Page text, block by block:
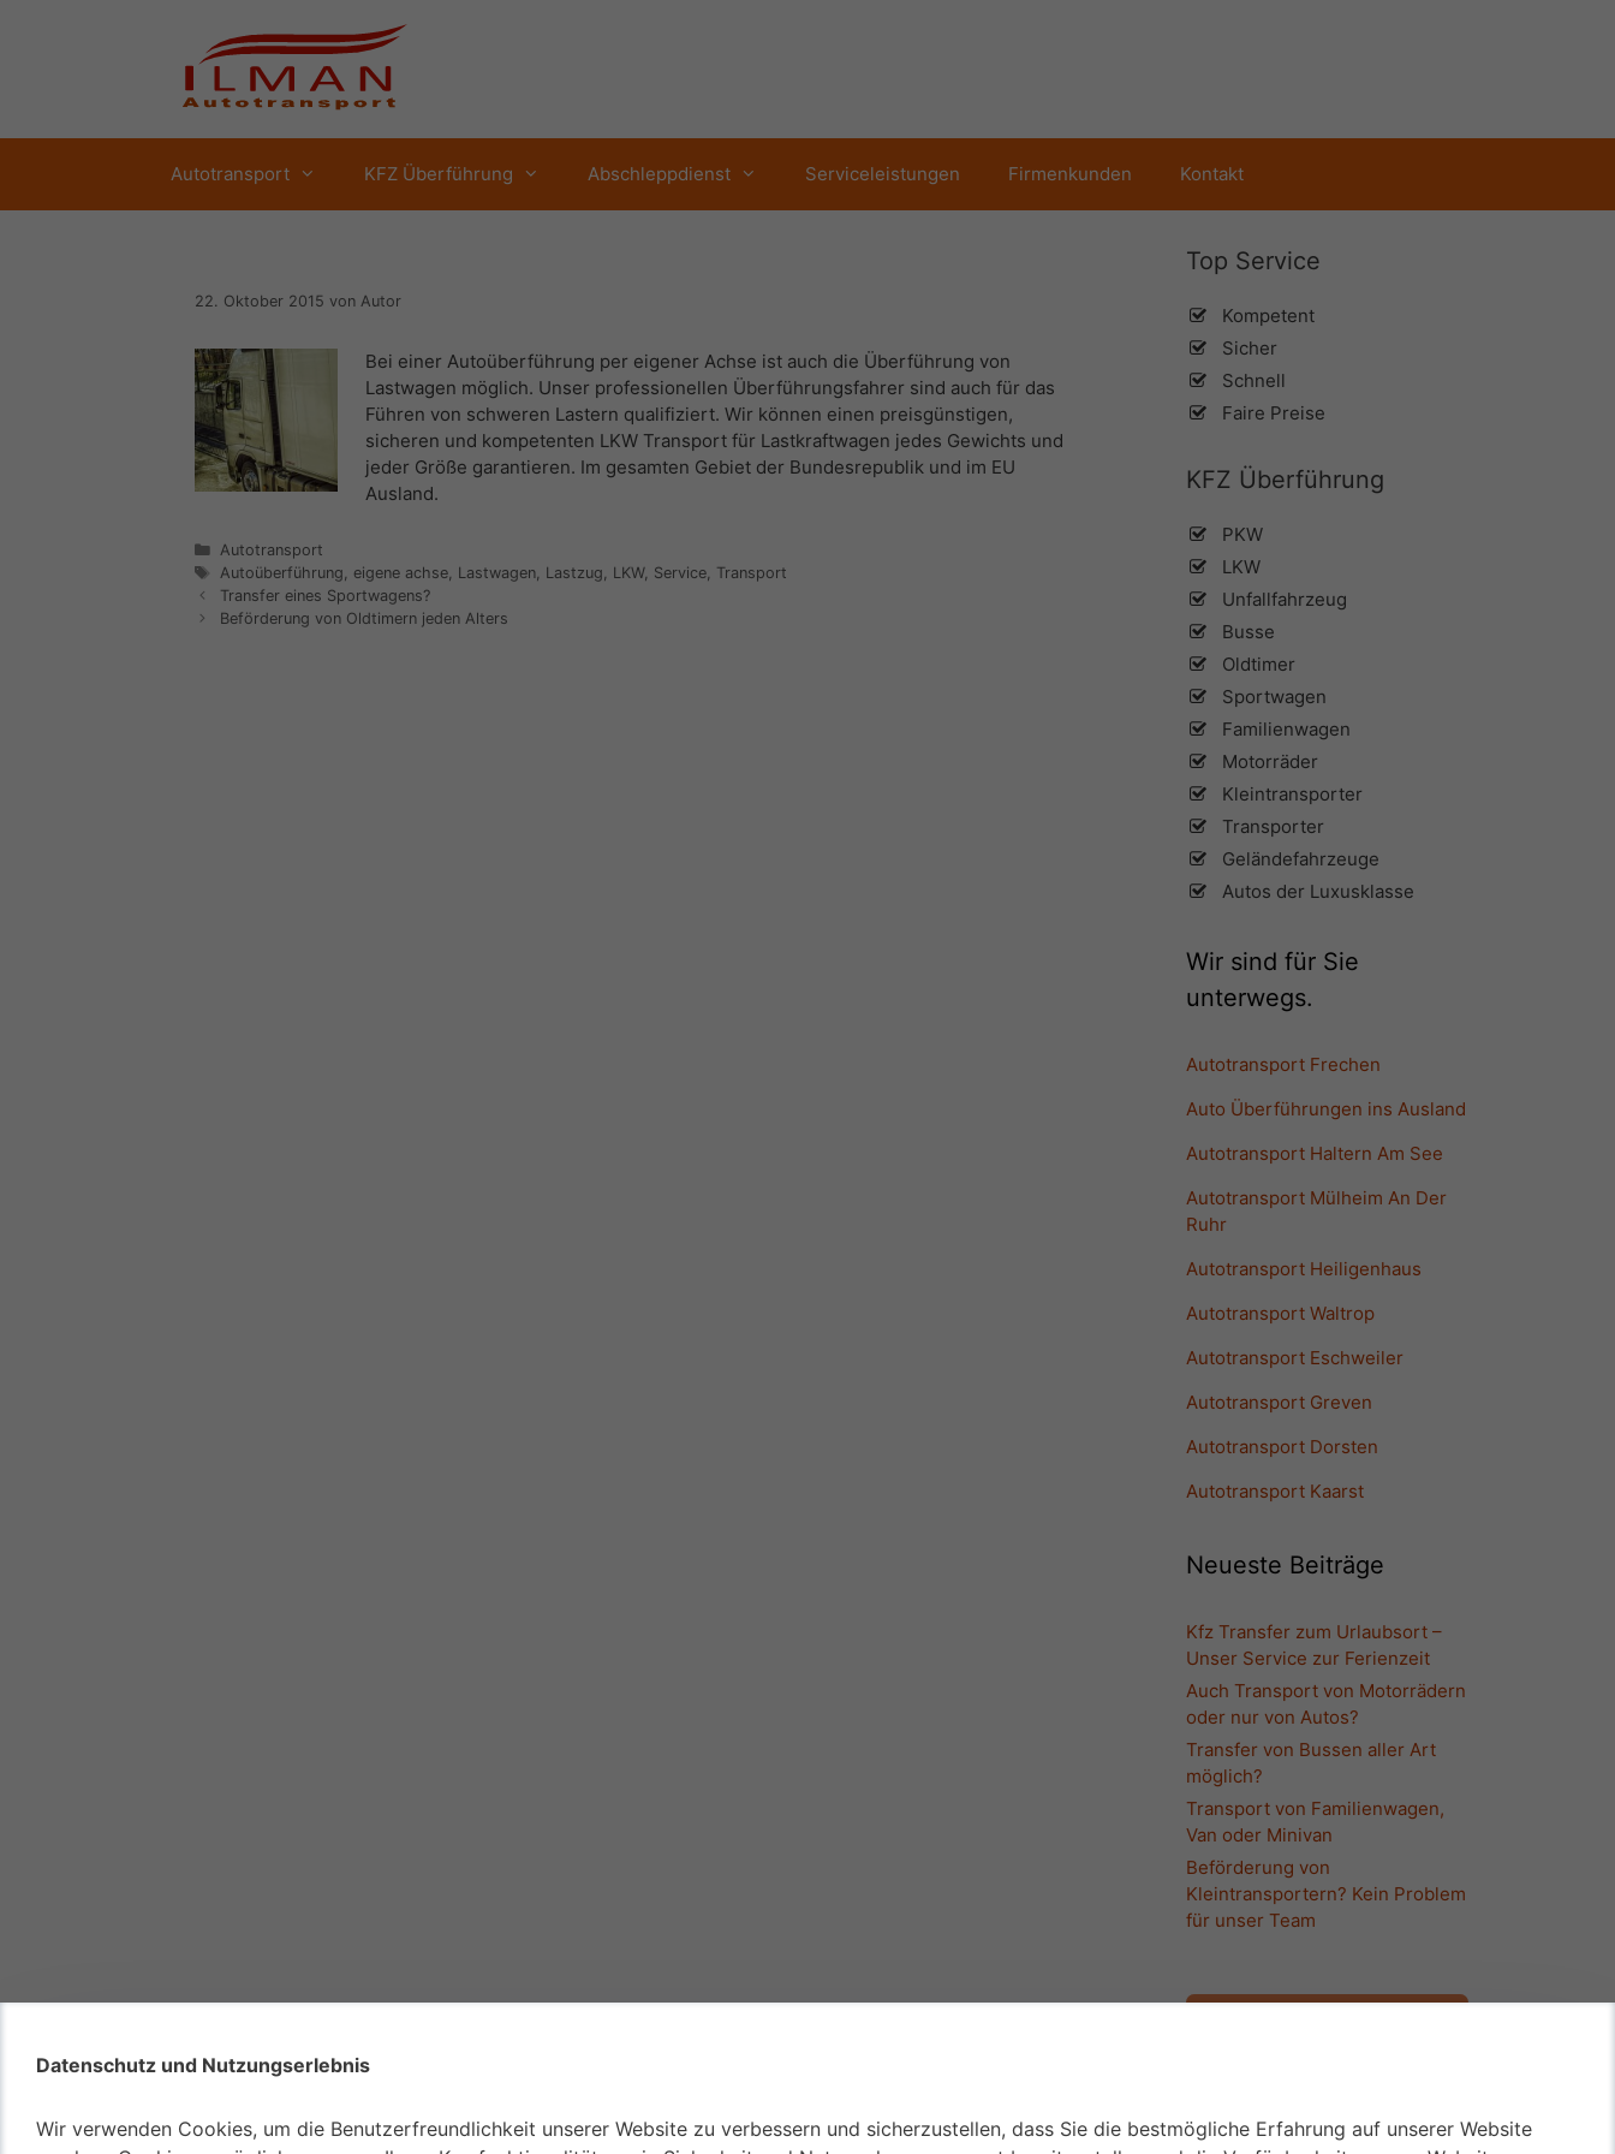
Datenschutz und Nutzungserlebnis
Wir verwenden Cookies, um die Benutzerfreundlichkeit unserer Website zu verbessern und sicherzustellen, dass Sie die bestmögliche Erfahrung auf unserer Website
Autotransport KFZ Überführung Abschleppdienst Serviceleistungen Firmenkunden Kontakt
22. Oktober 2015 von Autor
Bei einer Autoüberführung per eigener Achse ist auch die Überführung von
Lastwagen möglich. Unser professionellen Überführungsfahrer sind auch für das
Führen von schweren Lastern qualifiziert. Wir können einen preisgünstigen,
sicheren und kompetenten LKW Transport für Lastkraftwagen jedes Gewichts und
jeder Größe garantieren. Im gesamten Gebiet der Bundesrepublik und im EU
Ausland.
Kategorien
Autotransport
Schlagwörter
Autoüberführung eigene achse, Lastwagen, Lastzug LKW, Service, Transport
Transfer eines Sportwagens?
Beförderung von Oldtimern jeden Alters
Top Service
Kompetent
Sicher
Schnell
Faire Preise
KFZ Überführung
PKW
LKW
Unfallfahrzeug
Busse
Oldtimer
Sportwagen
Familienwagen
Motorräder
Kleintransporter
Transporter
Geländefahrzeuge
Autos der Luxusklasse
Wir sind für Sie
unterwegs.
Autotransport Frechen
Auto Überführungen ins Ausland
Autotransport Haltern Am See
Autotransport Mülheim An Der
Ruhr
Autotransport Heiligenhaus
Autotransport Waltrop
Autotransport Eschweiler
Autotransport Greven
Autotransport Dorsten
Autotransport Kaarst
Neueste Beiträge
Kfz Transfer zum Urlaubsort –
Unser Service zur Ferienzeit
Auch Transport von Motorrädern
oder nur von Autos?
Transfer von Bussen aller Art
möglich?
Transport von Familienwagen,
Van oder Minivan
Beförderung von
Kleintransportern? Kein Problem
für unser Team
KFZ Überführung
Kompetent